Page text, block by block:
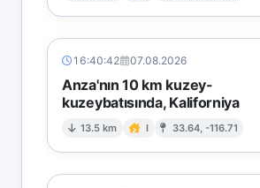
16:40:42 07.08.2026
Anza'nın 10 km kuzey-
kuzeybatısında, Kaliforniya
13.5 km I 33.64, -116.71